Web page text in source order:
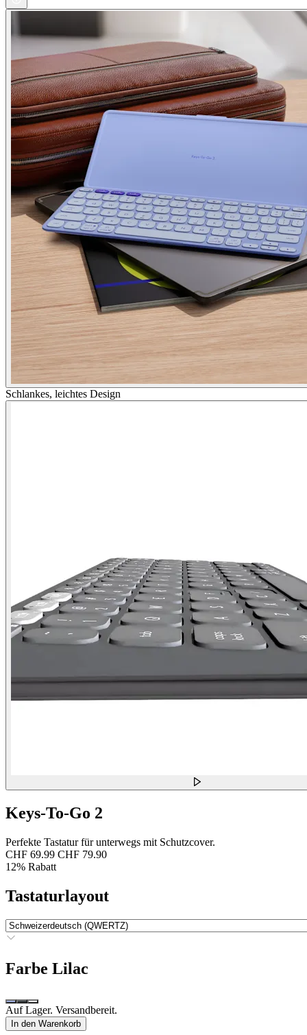
Schlankes, leichtes Design
Keys-To-Go 2
Perfekte Tastatur für unterwegs mit Schutzcover.
CHF 69.99 CHF 79.90
12% Rabatt
Tastaturlayout
Farbe Lilac
Auf Lager. Versandbereit.
In den Warenkorb